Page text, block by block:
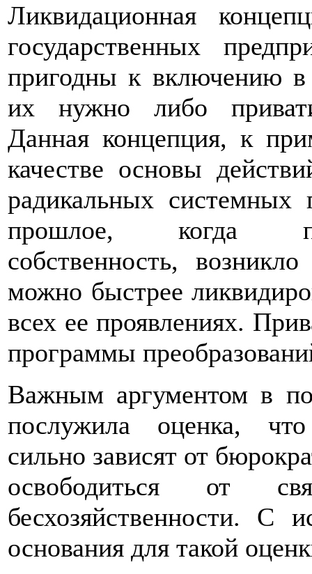
Ликвидационная
государственных
пригодны к включению
их нужно либо
Данная концепция, к
качестве основы
радикальных системных
прошлое, когда
собственность,
можно быстрее
всех ее проявлениях.
программы
Важным аргументом в
послужила оценка, что
сильно зависят от
освободиться от
бесхозяйственности. С
основания для такой